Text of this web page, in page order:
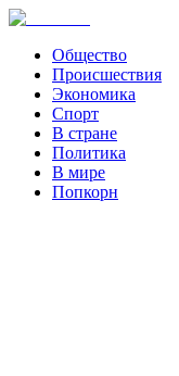
Общество
Происшествия
Экономика
Спорт
В стране
Политика
В мире
Попкорн